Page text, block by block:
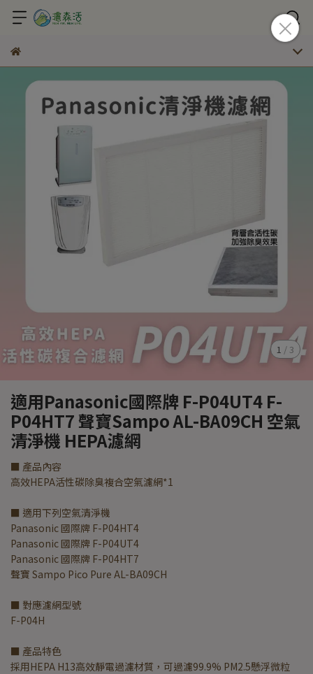
1 / 3
適用Panasonic國際牌 F-P04UT4 F-
P04HT7 聲寶Sampo AL-BA09CH 空氣
清淨機 HEPA濾網
■ 產品內容
高效HEPA活性碳除臭複合空氣濾網*1
■ 適用下列空氣清淨機
Panasonic 國際牌 F-P04HT4
Panasonic 國際牌 F-P04UT4
Panasonic 國際牌 F-P04HT7
聲寶 Sampo Pico Pure AL-BA09CH
■ 對應濾網型號
F-P04H
■ 產品特色
採用HEPA H13高效靜電過濾材質，可過濾99.9% PM2.5懸浮微粒